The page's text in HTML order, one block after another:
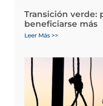
Transición verde:
beneficiarse más
Leer Más >>